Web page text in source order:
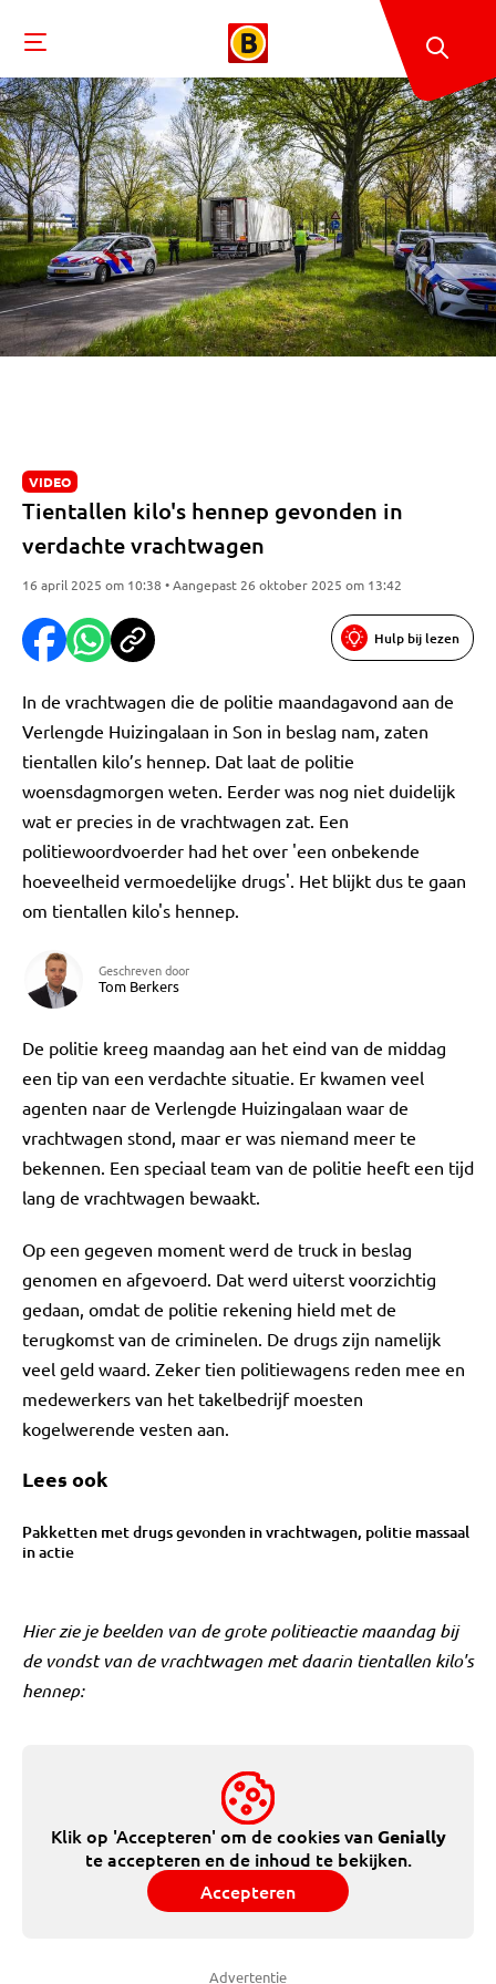
VIDEO
Tientallen kilo's hennep gevonden in
verdachte vrachtwagen
16 april 2025 om 10:38 • Aangepast 26 oktober 2025 om 13:42
Hulp bij lezen
In de vrachtwagen die de politie maandagavond aan de
Verlengde Huizingalaan in Son in beslag nam, zaten
tientallen kilo’s hennep. Dat laat de politie
woensdagmorgen weten. Eerder was nog niet duidelijk
wat er precies in de vrachtwagen zat. Een
politiewoordvoerder had het over 'een onbekende
hoeveelheid vermoedelijke drugs'. Het blijkt dus te gaan
om tientallen kilo's hennep.
Geschreven door
Tom Berkers
De politie kreeg maandag aan het eind van de middag
een tip van een verdachte situatie. Er kwamen veel
agenten naar de Verlengde Huizingalaan waar de
vrachtwagen stond, maar er was niemand meer te
bekennen. Een speciaal team van de politie heeft een tijd
lang de vrachtwagen bewaakt.
Op een gegeven moment werd de truck in beslag
genomen en afgevoerd. Dat werd uiterst voorzichtig
gedaan, omdat de politie rekening hield met de
terugkomst van de criminelen. De drugs zijn namelijk
veel geld waard. Zeker tien politiewagens reden mee en
medewerkers van het takelbedrijf moesten
kogelwerende vesten aan.
Lees ook
Pakketten met drugs gevonden in vrachtwagen, politie massaal
in actie
Hier zie je beelden van de grote politieactie maandag bij
de vondst van de vrachtwagen met daarin tientallen kilo's
hennep:
Klik op 'Accepteren' om de cookies vanGenially
te accepteren en de inhoud te bekijken.
Accepteren
Advertentie